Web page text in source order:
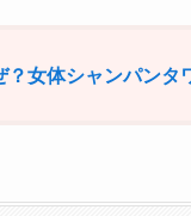
女体シャンパンタ